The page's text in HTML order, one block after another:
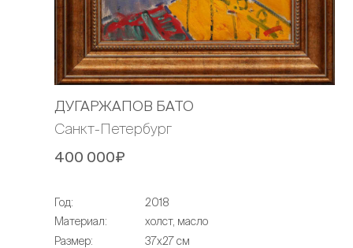
ДУГАРЖАПОВ БАТО
Санкт-Петербург
400 000₽
Год:
2018
Материал:
холст, масло
Размер:
37х27 см